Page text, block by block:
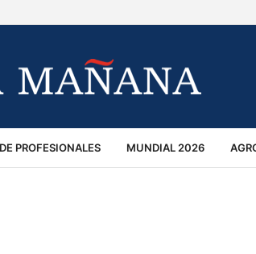
PROFESIONALES MUNDIAL 2026